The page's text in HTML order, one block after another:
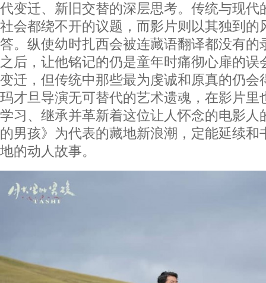
代变迁、新旧交替的深层思考。传统与现代
社会都绕不开的议题，而影片则以其独到的
答。纵使幼时扎西会被连藏语翻译都没有的
之后，让他铭记的仍是童年时痛彻心扉的误
变迁，但传统中那些最为虔诚和原真的仍会
玛才旦导演无可替代的艺术遗魂，在影片里
学习、继承并革新着这位让人怀念的电影人
的男孩》为代表的藏地新浪潮，定能延续和
地的动人故事。